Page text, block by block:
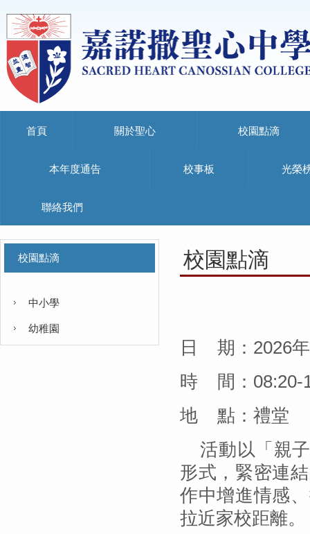
首頁 關於聖心 校園點滴
本年度通告 校事板 光榮
聯絡我們
校園點滴
中小學
幼稚園
校園點滴
日 期： 2026年
時
間： 08:20-
地
點：禮堂
活動以「親
形式，緊密連
作中增進情感
拉近家校距離。